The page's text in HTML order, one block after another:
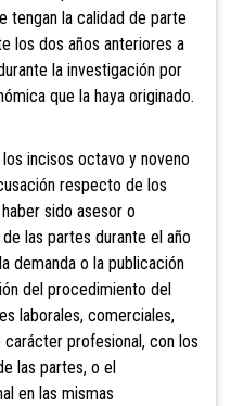
tengan la calidad de parte
los dos años anteriores a
la investigación por
que la haya originado.
incisos octavo y noveno
respecto de los
sido asesor o
las partes durante el año
demanda o la publicación
del procedimiento del
laborales, comerciales,
profesional, con los
las partes, o el
en las mismas